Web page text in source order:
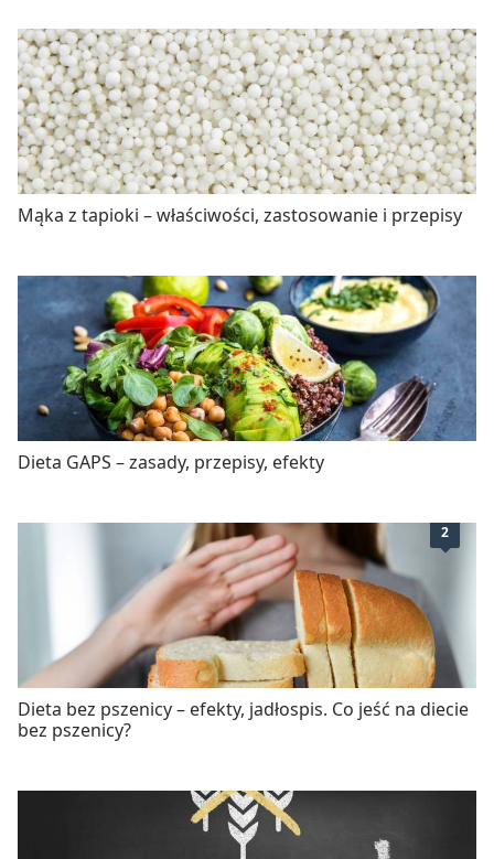
Mąka z tapioki – właściwości, zastosowanie i przepisy
Dieta GAPS – zasady, przepisy, efekty
2
Dieta bez pszenicy – efekty, jadłospis. Co jeść na diecie
bez pszenicy?